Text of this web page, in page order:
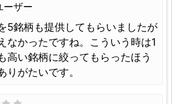
ーザー
5銘柄も提供してもらいましたが
なかったですね。こういう時は1
高い銘柄に絞ってもらったほう
りがたいです。